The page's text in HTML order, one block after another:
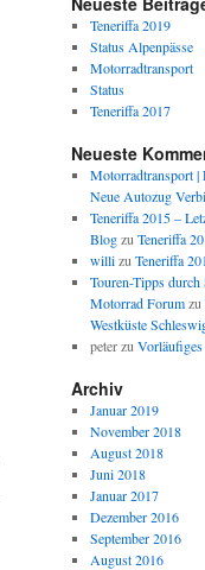
Teneriffa 2019
Status Alpenpässe
Motorradtransport
Status
Teneriffa 2017
Neueste
Motorradtransport |
Neue Autozug
Teneriffa 2015 –
Blogzu Teneriffa
willizu Teneriffa
Touren-Tipps
Motorrad Forumzu
Westküste
peterzu Vorläufiges
Archiv
Januar 2019
November 2018
August 2018
Juni 2018
Januar 2017
Dezember 2016
September 2016
August 2016